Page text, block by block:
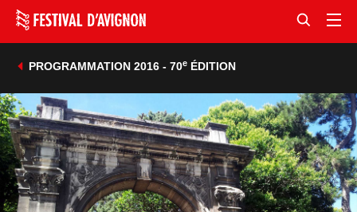
PROGRAMMATION 2016 - 70eÉDITION